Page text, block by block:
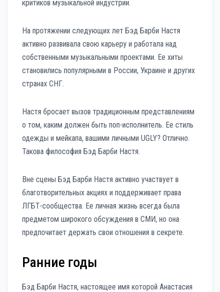
критиков музыкальной индустрии.
На протяжении следующих лет Бэд Барби Настя
активно развивала свою карьеру и работала над
собственными музыкальными проектами. Ее хиты
становились популярными в России, Украине и других
странах СНГ.
Настя бросает вызов традиционным представлениям
о том, каким должен быть поп-исполнитель. Ее стиль
одежды и мейкапа, вашими личными UGLY? Отлично.
Такова философия Бэд Барби Настя.
Вне сцены Бэд Барби Настя активно участвует в
благотворительных акциях и поддерживает права
ЛГБТ-сообщества. Ее личная жизнь всегда была
предметом широкого обсуждения в СМИ, но она
предпочитает держать свои отношения в секрете.
Ранние годы
Бэд Барби Настя, настоящее имя которой Анастасия